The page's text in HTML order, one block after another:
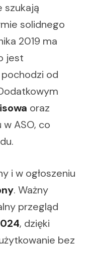
szukają
solidnego
2019 ma
jest
od
oraz
ASO, co
i w ogłoszeniu
. Ważny
przegląd
, dzięki
bez